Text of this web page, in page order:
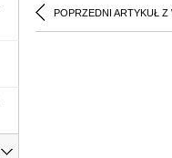
POPRZEDNI ARTYKUŁ Z